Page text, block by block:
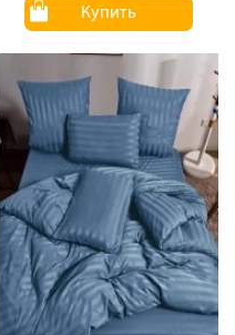
Купить